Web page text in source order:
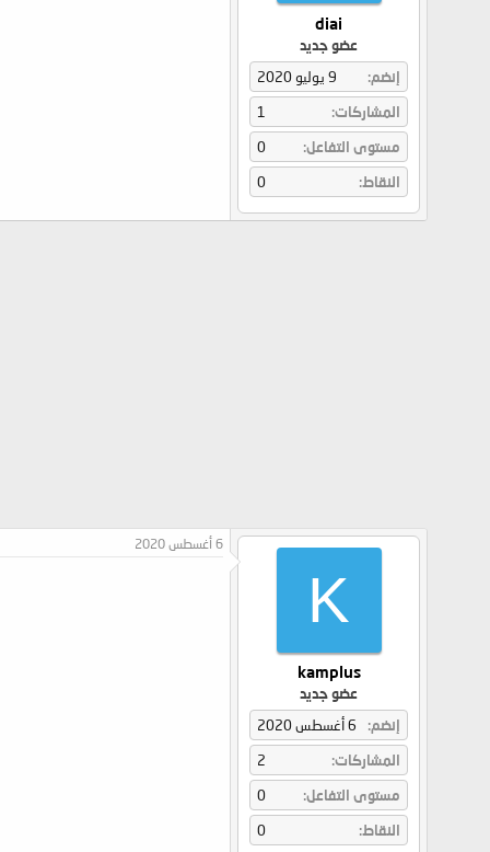
diai
عضو جديد
إنضم
9 يوليو 2020
المشاركات
1
مستوى التفاعل
0
النقاط
0
K
kamplus
عضو جديد
إنضم
6 أغسطس 2020
المشاركات
2
مستوى التفاعل
0
النقاط
0
6 أغسطس 2020